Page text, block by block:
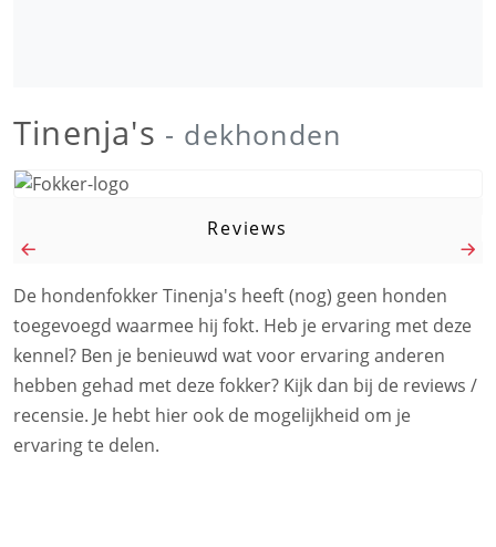
Tinenja's - dekhonden
Reviews
De hondenfokker Tinenja's heeft (nog) geen honden
toegevoegd waarmee hij fokt. Heb je ervaring met deze
kennel? Ben je benieuwd wat voor ervaring anderen
hebben gehad met deze fokker? Kijk dan bij de reviews /
recensie. Je hebt hier ook de mogelijkheid om je
ervaring te delen.